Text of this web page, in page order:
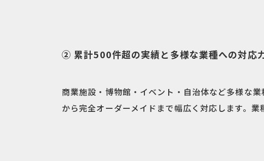
② 累計500件超の実績と多様な業種への対応
商業施設・博物館・イベント・自治体など多様な業
から完全オーダーメイドまで幅広く対応します。業